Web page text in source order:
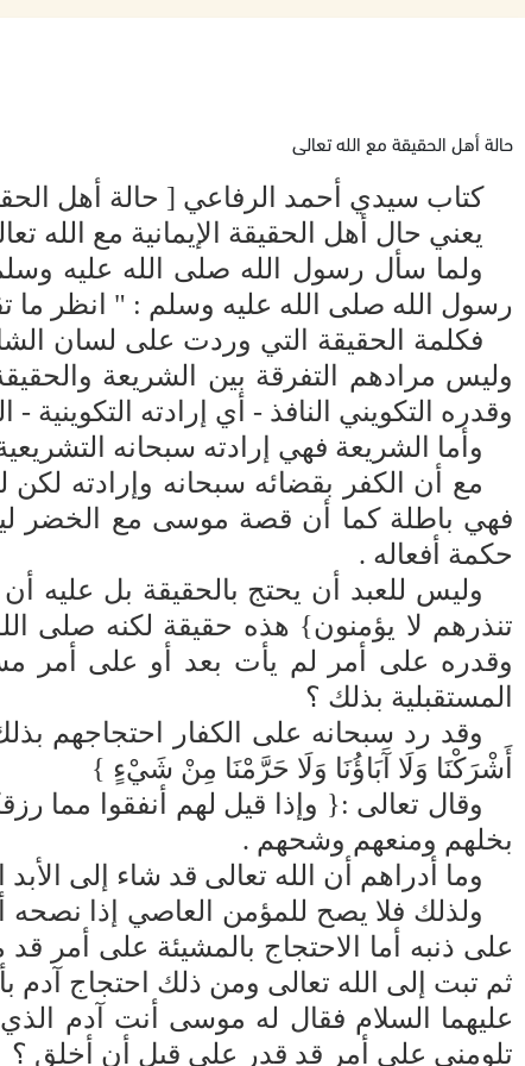
حالة أهل الحقيقة مع الله تعالى
كتاب سيدي أحمد الرفاعي [ حالة أهل
يعني حال أهل الحقيقة الإيمانية مع الله
ولما سأل رسول الله صلى الله عليه
رسول الله صلى الله عليه وسلم : " انظر
فكلمة الحقيقة التي وردت على لسان
وليس مرادهم التفرقة بين الشريعة
وقدره التكويني النافذ - أي إرادته
وأما الشريعة فهي إرادته سبحانه
مع أن الكفر بقضائه سبحانه وإرادته
فهي باطلة كما أن قصة موسى مع الخضر
حكمة أفعاله .
وليس للعبد أن يحتج بالحقيقة بل عليه
تنذرهم لا يؤمنون} هذه حقيقة لكنه صلى
وقدره على أمر لم يأت بعد أو على أمر
المستقبلية بذلك ؟
وقد رد سبحانه على الكفار احتجاجهم
أَشْرَكْنَا وَلَا آَبَاؤُنَا وَلَا حَرَّمْنَا مِنْ شَيْءٍ }
وقال تعالى :{ وإذا قيل لهم أنفقوا مما
بخلهم ومنعهم وشحهم .
وما أدراهم أن الله تعالى قد شاء إلى
ولذلك فلا يصح للمؤمن العاصي إذا نصحه
على ذنبه أما الاحتجاج بالمشيئة على
ثم تبت إلى الله تعالى ومن ذلك احتجاج
عليهما السلام فقال له موسى أنت آدم
تلومني على أمر قد قدر علي قبل أن أخلق ؟